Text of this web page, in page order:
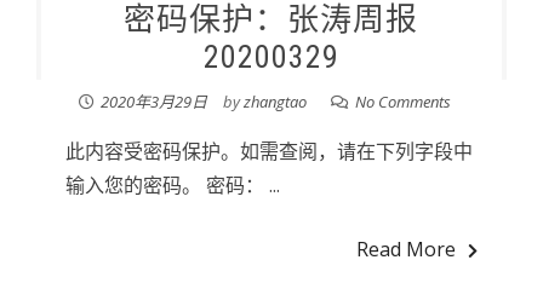
密码保护：张涛周报
20200329
2020年3月29日 byzhangtao No Comments
此内容受密码保护。如需查阅，请在下列字段中
输入您的密码。 密码： ...
Read More